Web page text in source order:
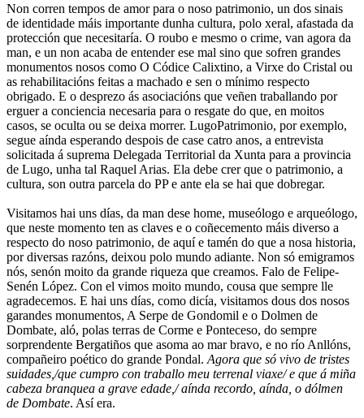
Non corren tempos de amor para o noso patrimonio, un dos sinais
de identidade máis importante dunha cultura, polo xeral, afastada da
protección que necesitaría. O roubo e mesmo o crime, van agora da
man, e un non acaba de entender ese mal sino que sofren grandes
monumentos nosos como O Códice Calixtino, a Virxe do Cristal ou
as rehabilitacións feitas a machado e sen o mínimo respecto
obrigado. E o desprezo ás asociacións que veñen traballando por
erguer a conciencia necesaria para o resgate do que, en moitos
casos, se oculta ou se deixa morrer. LugoPatrimonio, por exemplo,
segue aínda esperando despois de case catro anos, a entrevista
solicitada á suprema Delegada Territorial da Xunta para a provincia
de Lugo, unha tal Raquel Arias. Ela debe crer que o patrimonio, a
cultura, son outra parcela do PP e ante ela se hai que dobregar.
Visitamos hai uns días, da man dese home, museólogo e arqueólogo,
que neste momento ten as claves e o coñecemento máis diverso a
respecto do noso patrimonio, de aquí e tamén do que a nosa historia,
por diversas razóns, deixou polo mundo adiante. Non só emigramos
nós, senón moito da grande riqueza que creamos. Falo de Felipe-
Senén López. Con el vimos moito mundo, cousa que sempre lle
agradecemos. E hai uns días, como dicía, visitamos dous dos nosos
garandes monumentos, A Serpe de Gondomil e o Dolmen de
Dombate, aló, polas terras de Corme e Ponteceso, do sempre
sorprendente Bergatiños que asoma ao mar bravo, e no río Anllóns,
compañeiro poético do grande Pondal. Agora que só vivo de tristes
suidades,/que cumpro con traballo meu terrenal viaxe/ e que á miña
cabeza branquea a grave edade,/ aínda recordo, aínda, o dólmen
de Dombate. Así era.